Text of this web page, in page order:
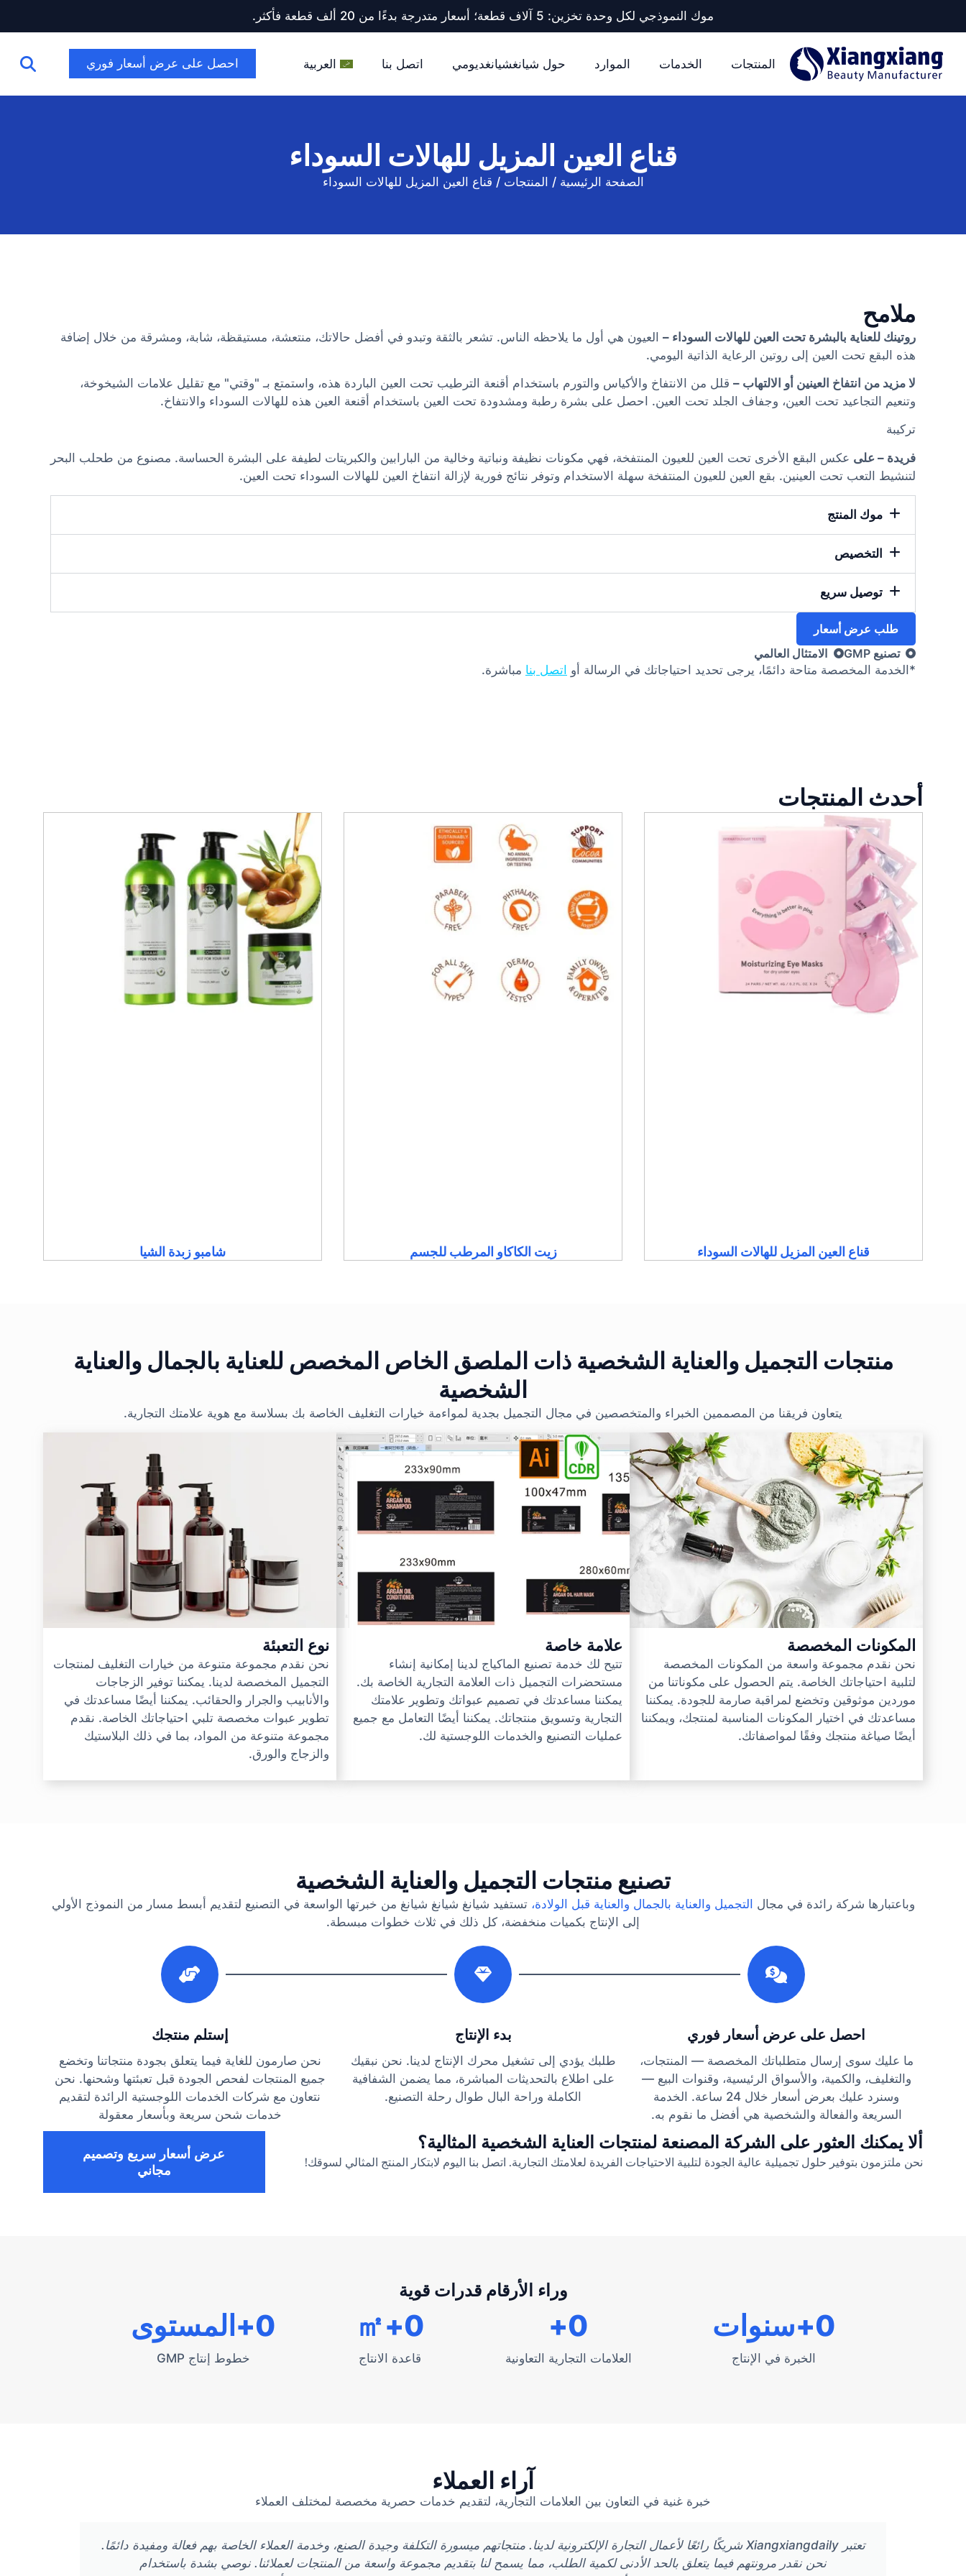
موك النموذجي لكل وحدة تخزين: 5 آلاف قطعة؛ أسعار متدرجة بدءًا من 20 ألف قطعة فأكثر.
المنتجات الخدمات الموارد حول شيانغشيانغديومي اتصل بنا العربية احصل على عرض أسعار فوري
قناع العين المزيل للهالات السوداء
الصفحة الرئيسية / المنتجات / قناع العين المزيل للهالات السوداء
ملامح
روتينك للعناية بالبشرة تحت العين للهالات السوداء – العيون هي أول ما يلاحظه الناس. تشعر بالثقة وتبدو في أفضل حالاتك، منتعشة، مستيقظة، شابة، ومشرقة من خلال إضافة
هذه البقع تحت العين إلى روتين الرعاية الذاتية اليومي.
لا مزيد من انتفاخ العينين أو الالتهاب – قلل من الانتفاخ والأكياس والتورم باستخدام أقنعة الترطيب تحت العين الباردة هذه، واستمتع بـ "وقتي" مع تقليل علامات الشيخوخة،
وتنعيم التجاعيد تحت العين، وجفاف الجلد تحت العين. احصل على بشرة رطبة ومشدودة تحت العين باستخدام أقنعة العين هذه للهالات السوداء والانتفاخ.
تركيبة
فريدة – على عكس البقع الأخرى تحت العين للعيون المنتفخة، فهي مكونات نظيفة ونباتية وخالية من البارابين والكبريتات لطيفة على البشرة الحساسة. مصنوع من طحلب البحر
لتنشيط التعب تحت العينين. بقع العين للعيون المنتفخة سهلة الاستخدام وتوفر نتائج فورية لإزالة انتفاخ العين للهالات السوداء تحت العين.
موك المنتج
التخصيص
توصيل سريع
طلب عرض أسعار
تصنيع GMP
الامتثال العالمي
*الخدمة المخصصة متاحة دائمًا، يرجى تحديد احتياجاتك في الرسالة أو اتصل بنا مباشرة.
أحدث المنتجات
قناع العين المزيل للهالات السوداء زيت الكاكاو المرطب للجسم شامبو زبدة الشيا
منتجات التجميل والعناية الشخصية ذات الملصق الخاص المخصص للعناية بالجمال والعناية
الشخصية
يتعاون فريقنا من المصممين الخبراء والمتخصصين في مجال التجميل بجدية لمواءمة خيارات التغليف الخاصة بك بسلاسة مع هوية علامتك التجارية.
المكونات المخصصة
نحن نقدم مجموعة واسعة من المكونات المخصصة
لتلبية احتياجاتك الخاصة. يتم الحصول على مكوناتنا من
موردين موثوقين وتخضع لمراقبة صارمة للجودة. يمكننا
مساعدتك في اختيار المكونات المناسبة لمنتجك، ويمكننا
أيضًا صياغة منتجك وفقًا لمواصفاتك.
علامة خاصة
تتيح لك خدمة تصنيع الماكياج لدينا إمكانية إنشاء
مستحضرات التجميل ذات العلامة التجارية الخاصة بك.
يمكننا مساعدتك في تصميم عبواتك وتطوير علامتك
التجارية وتسويق منتجاتك. يمكننا أيضًا التعامل مع جميع
عمليات التصنيع والخدمات اللوجستية لك.
نوع التعبئة
نحن نقدم مجموعة متنوعة من خيارات التغليف لمنتجات
التجميل المخصصة لدينا. يمكننا توفير الزجاجات
والأنابيب والجرار والحقائب. يمكننا أيضًا مساعدتك في
تطوير عبوات مخصصة تلبي احتياجاتك الخاصة. نقدم
مجموعة متنوعة من المواد، بما في ذلك البلاستيك
والزجاج والورق.
تصنيع منتجات التجميل والعناية الشخصية
وباعتبارها شركة رائدة في مجال التجميل والعناية بالجمال والعناية قبل الولادة، تستفيد شيانغ شيانغ شيانغ من خبرتها الواسعة في التصنيع لتقديم أبسط مسار من النموذج الأولي
إلى الإنتاج بكميات منخفضة، كل ذلك في ثلاث خطوات مبسطة.
احصل على عرض أسعار فوري
ما عليك سوى إرسال متطلباتك المخصصة — المنتجات،
والتغليف، والكمية، والأسواق الرئيسية، وقنوات البيع —
وسنرد عليك بعرض أسعار خلال 24 ساعة. الخدمة
السريعة والفعالة والشخصية هي أفضل ما نقوم به.
بدء الإنتاج
طلبك يؤدي إلى تشغيل محرك الإنتاج لدينا. نحن نبقيك
على اطلاع بالتحديثات المباشرة، مما يضمن الشفافية
الكاملة وراحة البال طوال رحلة التصنيع.
إستلم منتجك
نحن صارمون للغاية فيما يتعلق بجودة منتجاتنا وتخضع
جميع المنتجات لفحص الجودة قبل تعبئتها وشحنها. نحن
نتعاون مع شركات الخدمات اللوجستية الرائدة لتقديم
خدمات شحن سريعة وبأسعار معقولة
ألا يمكنك العثور على الشركة المصنعة لمنتجات العناية الشخصية المثالية؟
نحن ملتزمون بتوفير حلول تجميلية عالية الجودة لتلبية الاحتياجات الفريدة لعلامتك التجارية. اتصل بنا اليوم لابتكار المنتج المثالي لسوقك!
عرض أسعار سريع وتصميم
مجاني
وراء الأرقام قدرات قوية
الخبرة في الإنتاج
0+سنوات
العلامات التجارية التعاونية
0
+
قاعدة الانتاج
0
+㎡
خطوط إنتاج GMP
0+المستوى
آراء العملاء
خبرة غنية في التعاون بين العلامات التجارية، لتقديم خدمات حصرية مخصصة لمختلف العملاء
تعتبر Xiangxiangdaily شريكًا رائعًا لأعمال التجارة الإلكترونية لدينا. منتجاتهم ميسورة التكلفة وجيدة الصنع، وخدمة العملاء الخاصة بهم فعالة ومفيدة دائمًا.
نحن نقدر مرونتهم فيما يتعلق بالحد الأدنى لكمية الطلب، مما يسمح لنا بتقديم مجموعة واسعة من المنتجات لعملائنا. نوصي بشدة باستخدام